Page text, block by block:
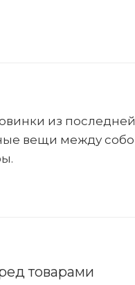
из
вещи между
товарами